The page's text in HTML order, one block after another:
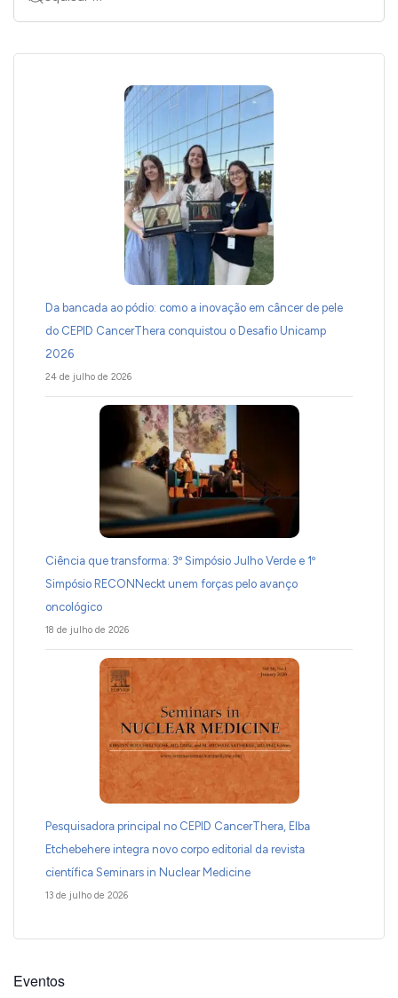
Da bancada ao pódio: como a inovação em câncer de pele
do CEPID CancerThera conquistou o Desafio Unicamp
2026
24 de julho de 2026
Ciência que transforma: 3º Simpósio Julho Verde e 1º
Simpósio RECONNeckt unem forças pelo avanço
oncológico
18 de julho de 2026
Pesquisadora principal no CEPID CancerThera, Elba
Etchebehere integra novo corpo editorial da revista
científica Seminars in Nuclear Medicine
13 de julho de 2026
Eventos